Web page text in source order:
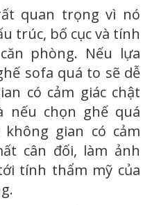
quan trọng vì nó
trúc, bố cục và tính
phòng. Nếu lựa
sofa quá to sẽ dễ
có cảm giác chật
nếu chọn ghế quá
gian có cảm
cân đối, làm ảnh
tính thẩm mỹ của